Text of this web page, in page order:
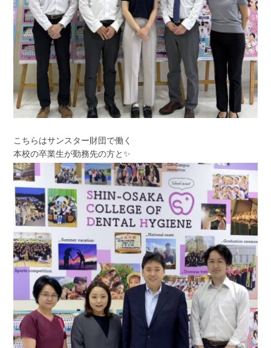
こちらはサンスター財団で働く
本校の卒業生が勤務先の方と✨